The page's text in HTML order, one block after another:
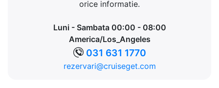
orice informatie.
Luni - Sambata 00:00 - 08:00
America/Los_Angeles
031 631 1770
rezervari@cruiseget.com